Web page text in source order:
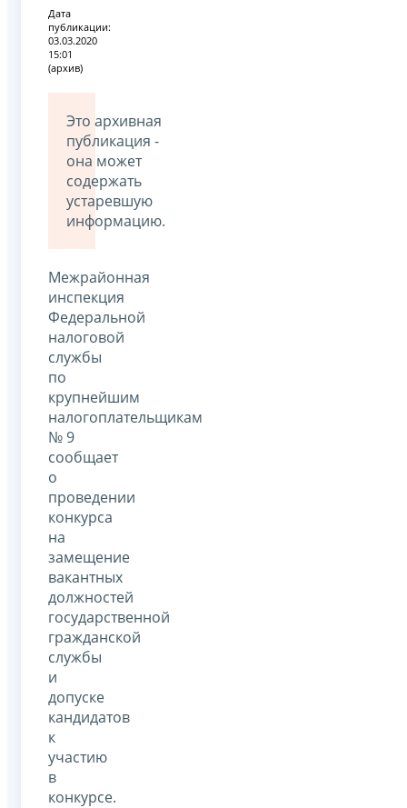
Дата
публикации:
03.03.2020
15:01
(архив)
Это архивная
публикация -
она может
содержать
устаревшую
информацию.
Межрайонная
инспекция
Федеральной
налоговой
службы
по
крупнейшим
налогоплательщикам
№ 9
сообщает
о
проведении
конкурса
на
замещение
вакантных
должностей
государственной
гражданской
службы
и
допуске
кандидатов
к
участию
в
конкурсе.